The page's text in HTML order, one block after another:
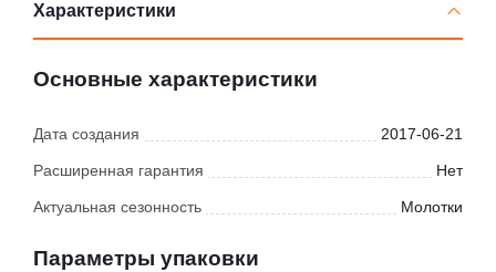
Характеристики
Основные характеристики
Дата создания 2017-06-21
Расширенная гарантия Нет
Актуальная сезонность Молотки
Параметры упаковки